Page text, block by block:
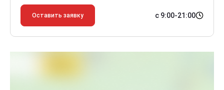
Оставить заявку с 9:00-21:00